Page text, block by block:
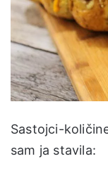
Sastojci-
sam ja stavila: